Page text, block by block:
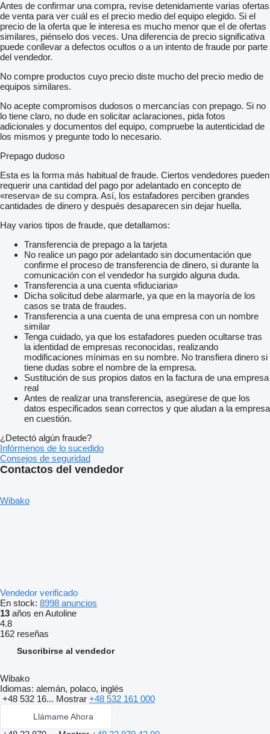
Antes de confirmar una compra, revise detenidamente varias ofertas
de venta para ver cuál es el precio medio del equipo elegido. Si el
precio de la oferta que le interesa es mucho menor que el de ofertas
similares, piénselo dos veces. Una diferencia de precio significativa
puede conllevar a defectos ocultos o a un intento de fraude por parte
del vendedor.
No compre productos cuyo precio diste mucho del precio medio de
equipos similares.
No acepte compromisos dudosos o mercancías con prepago. Si no
lo tiene claro, no dude en solicitar aclaraciones, pida fotos
adicionales y documentos del equipo, compruebe la autenticidad de
los mismos y pregunte todo lo necesario.
Prepago dudoso
Esta es la forma más habitual de fraude. Ciertos vendedores pueden
requerir una cantidad del pago por adelantado en concepto de
«reserva» de su compra. Así, los estafadores perciben grandes
cantidades de dinero y después desaparecen sin dejar huella.
Hay varios tipos de fraude, que detallamos:
Transferencia de prepago a la tarjeta
No realice un pago por adelantado sin documentación que
confirme el proceso de transferencia de dinero, si durante la
comunicación con el vendedor ha surgido alguna duda.
Transferencia a una cuenta «fiduciaria»
Dicha solicitud debe alarmarle, ya que en la mayoría de los
casos se trata de fraudes.
Transferencia a una cuenta de una empresa con un nombre
similar
Tenga cuidado, ya que los estafadores pueden ocultarse tras
la identidad de empresas reconocidas, realizando
modificaciones mínimas en su nombre. No transfiera dinero si
tiene dudas sobre el nombre de la empresa.
Sustitución de sus propios datos en la factura de una empresa
real
Antes de realizar una transferencia, asegúrese de que los
datos especificados sean correctos y que aludan a la empresa
en cuestión.
¿Detectó algún fraude?
Infórmenos de lo sucedido
Consejos de seguridad
Contactos del vendedor
Wibako
Vendedor verificado
En stock: 8998 anuncios
13 años en Autoline
4.8
162 reseñas
Suscribirse al vendedor
Wibako
Idiomas: alemán, polaco, inglés
+48 532 16... Mostrar +48 532 161 000
Llámame Ahora